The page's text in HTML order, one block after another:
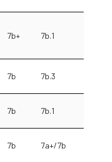
7b+ 7b.1
7b 7b.3
7b 7b.1
7b 7a+/7b